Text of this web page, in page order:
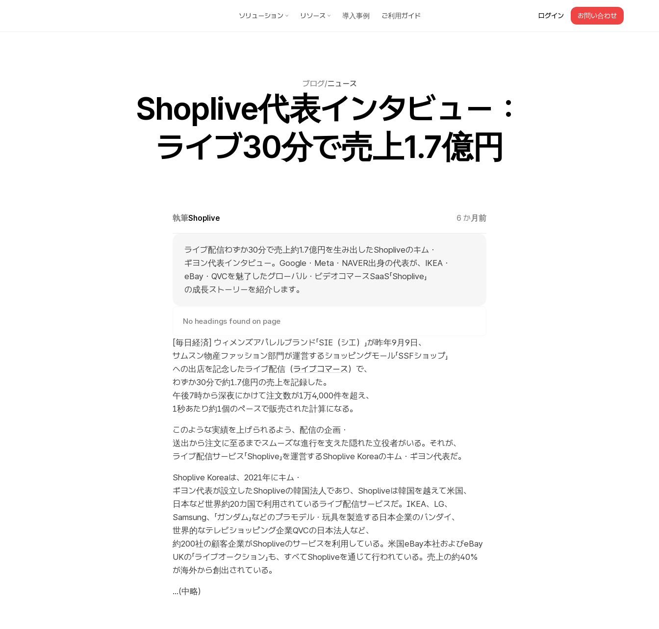
ソリューション リソース 導入事例 ご利用ガイド ログイン お問い合わせ
ブログ/ニュース
Shoplive代表インタビュー：
ライブ30分で売上1.7億円
執筆Shoplive 6 か月前
ライブ配信わずか30分で売上約1.7億円を生み出したShopliveのキム・
ギヨン代表インタビュー。Google・Meta・NAVER出身の代表が、IKEA・
eBay・QVCを魅了したグローバル・ビデオコマースSaaS「Shoplive」
の成長ストーリーを紹介します。
No headings found on page
[毎日経済] ウィメンズアパレルブランド「SIE（シエ）」が昨年9月9日、
サムスン物産ファッション部門が運営するショッピングモール「SSFショップ」
への出店を記念したライブ配信（ライブコマース ）で、
わずか30分で約1.7億円の売上を記録した。
午後7時から深夜にかけて注文数が1万4,000件を超え、
1秒あたり約1個のペースで販売された計算になる。
このような実績を上げられるよう、配信の企画・
送出から注文に至るまでスムーズな進行を支えた隠れた立役者がいる。それが、
ライブ配信サービス「Shoplive」を運営するShoplive Koreaのキム・ギヨン代表だ。
Shoplive Koreaは、2021年にキム・
ギヨン代表が設立したShopliveの韓国法人であり、Shopliveは韓国を越えて米国、
日本など世界約20カ国で利用されているライブ配信サービスだ。IKEA、LG、
Samsung、「ガンダム」などのプラモデル・玩具を製造する日本企業のバンダイ、
世界的なテレビショッピング企業QVCの日本法人など、
約200社の顧客企業がShopliveのサービスを利用している。米国eBay本社およびeBay
UKの「ライブオークション」も、すべてShopliveを通じて行われている。売上の約40%
が海外から創出されている。
...(中略)